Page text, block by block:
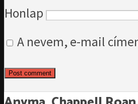
Honlap
A nevem, e-mail